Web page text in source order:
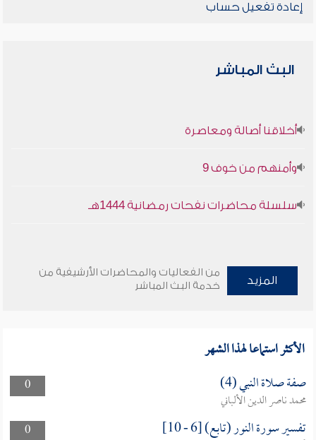
إعادة تفعيل حساب
البث المباشر
أخلاقنا أصالة ومعاصرة
وأمنهم من خوف 9
سلسلة محاضرات نفحات رمضانية 1444هـ
المزيد
من الفعاليات والمحاضرات الأرشيفية من
خدمة البث المباشر
الأكثر استماعا لهذا الشهر
0 صفة صلاة النبي (4)
محمد ناصر الدين الألباني
0
تفسير سورة النور (تابع) [6 - 10]